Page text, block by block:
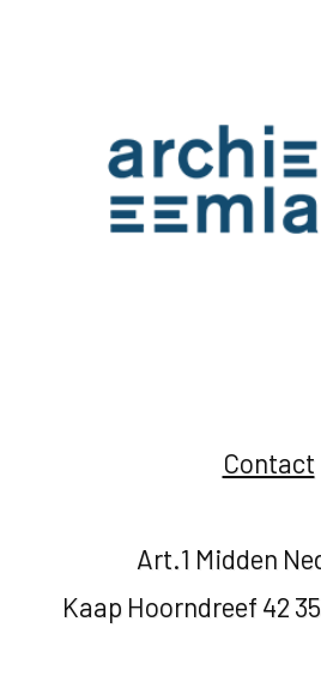
Contact
Art.1 Midden
Kaap Hoorndreef 42